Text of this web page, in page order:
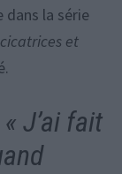
dans la série
et
« J’ai fait